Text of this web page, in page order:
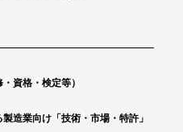
資格・検定等）
造業向け「技術・市場・特許」